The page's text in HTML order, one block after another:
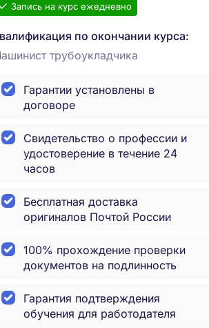
Запись на курс ежедневно
по окончании курса:
трубоукладчика
Гарантии установлены в
договоре
Свидетельство о профессии и
удостоверение в течение 24
часов
Бесплатная доставка
оригиналов Почтой России
100% прохождение проверки
документов на подлинность
Гарантия подтверждения
обучения для работодателя